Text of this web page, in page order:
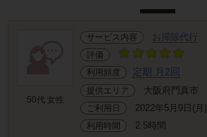
50代 女性
サービス内容 お掃除代行
評価
利用頻度
定期 月2回
提供エリア 大阪府門真市
ご利用日 2022年5月9日(月)
利用時間 2.5時間